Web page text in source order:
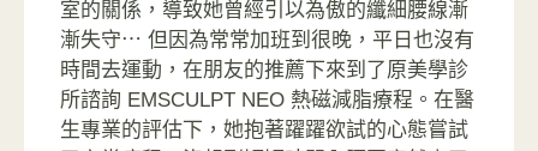
室的關係，導致她曾經引以為傲的纖細腰線漸
漸失守⋯ 但因為常常加班到很晚，平日也沒有
時間去運動，在朋友的推薦下來到了原美學診
所諮詢 EMSCULPT NEO 熱磁減脂療程。在醫
生專業的評估下，她抱著躍躍欲試的心態嘗試